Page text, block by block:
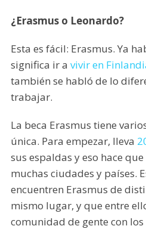
¿Erasmus o Leonardo?
Esta es fácil: Erasmus. Ya
significa ir a vivir en
también se habló de lo
trabajar.
La beca Erasmus tiene
única. Para empezar, lleva
sus espaldas y eso hace
muchas ciudades y países.
encuentren Erasmus de
mismo lugar, y que entre
comunidad de gente con